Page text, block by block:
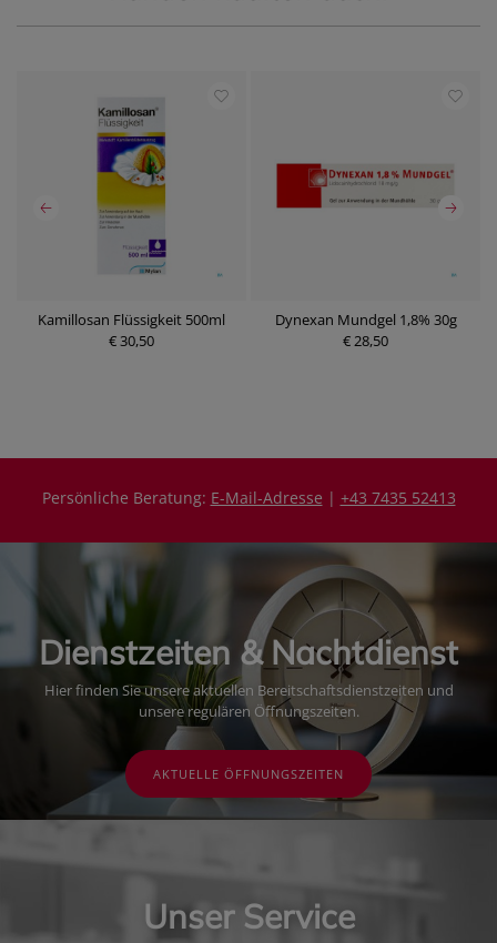
Kamillosan Flüssigkeit 500ml
€ 30,50
Dynexan Mundgel 1,8% 30g
€ 28,50
Persönliche Beratung: E-Mail-Adresse | +43 7435 52413
Dienstzeiten & Nachtdienst
Hier finden Sie unsere aktuellen Bereitschaftsdienstzeiten und
unsere regulären Öffnungszeiten.
AKTUELLE ÖFFNUNGSZEITEN
Unser Service